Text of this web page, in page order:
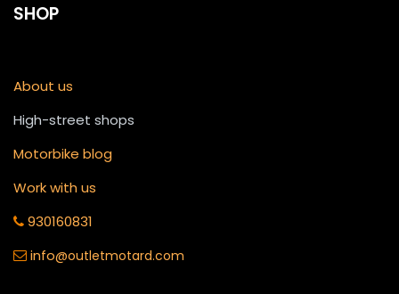
SHOP
About us
High-street shops
Motorbike blog
Work with us
930160831
info@outletmotard.com